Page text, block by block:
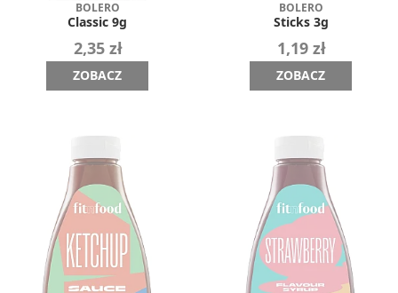
BOLERO
Classic 9g
2,35 zł
ZOBACZ
BOLERO
Sticks 3g
1,19 zł
ZOBACZ